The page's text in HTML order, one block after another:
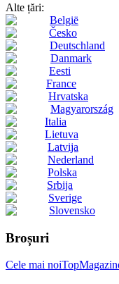
Alte țări:
België
Česko
Deutschland
Danmark
Eesti
France
Hrvatska
Magyarország
Italia
Lietuva
Latvija
Nederland
Polska
Srbija
Sverige
Slovensko
Broșuri
Cele mai noiTop